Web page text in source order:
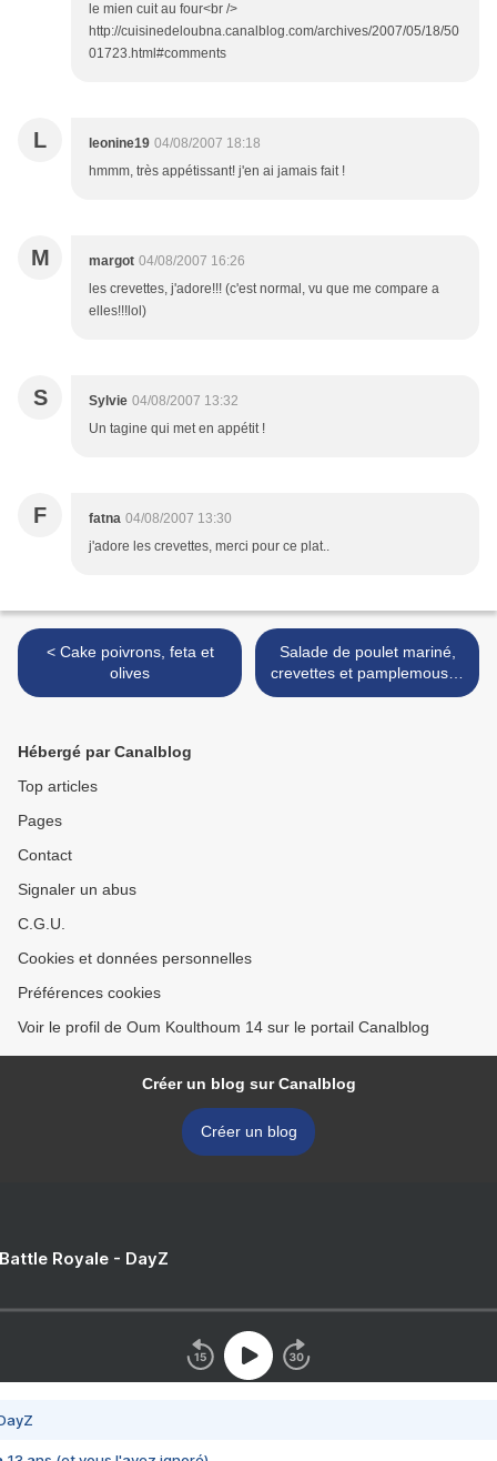
le mien cuit au four<br />
http://cuisinedeloubna.canalblog.com/archives/2007/05/18/50
01723.html#comments
L leonine19 04/08/2007 18:18
hmmm, très appétissant! j'en ai jamais fait !
M margot 04/08/2007 16:26
les crevettes, j'adore!!! (c'est normal, vu que me compare a
elles!!!lol)
S Sylvie 04/08/2007 13:32
Un tagine qui met en appétit !
F fatna 04/08/2007 13:30
j'adore les crevettes, merci pour ce plat..
< Cake poivrons, feta et
olives
Salade de poulet mariné,
crevettes et pamplemousse
rose de Cyril Lignac >
Hébergé par Canalblog
Top articles
Pages
Contact
Signaler un abus
C.G.U.
Cookies et données personnelles
Préférences cookies
Voir le profil de Oum Koulthoum 14 sur le portail Canalblog
Créer un blog sur Canalblog
Créer un blog
Royale - DayZ